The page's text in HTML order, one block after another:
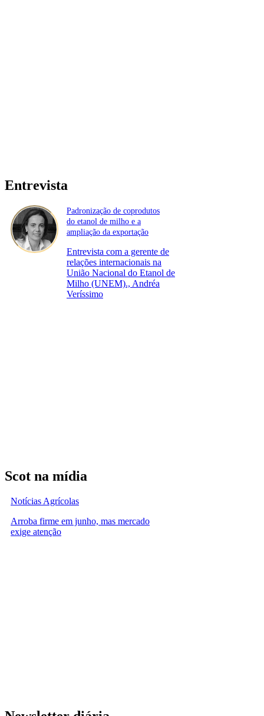
Entrevista
Padronização de coprodutos
do etanol de milho e a
ampliação da exportação
Entrevista com a gerente de
relações internacionais na
União Nacional do Etanol de
Milho (UNEM)., Andréa
Veríssimo
Scot na mídia
Notícias Agrícolas
Arroba firme em junho, mas mercado
exige atenção